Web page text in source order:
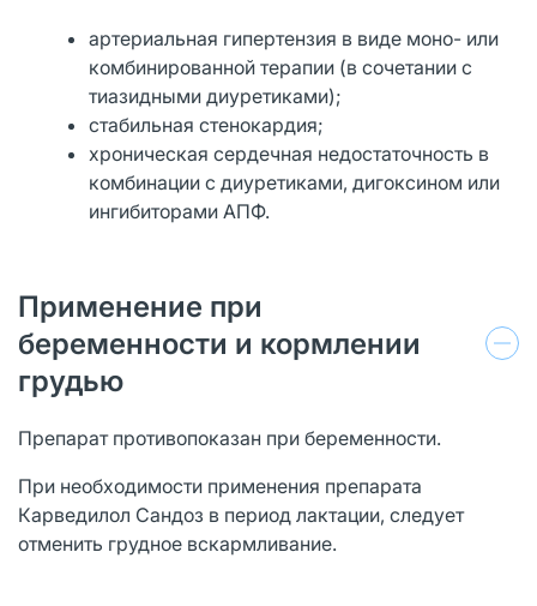
артериальная гипертензия в виде моно- или
комбинированной терапии (в сочетании с
тиазидными диуретиками);
стабильная стенокардия;
хроническая сердечная недостаточность в
комбинации с диуретиками, дигоксином или
ингибиторами АПФ.
Применение при
беременности и кормлении
грудью
Препарат противопоказан при беременности.
При необходимости применения препарата
Карведилол Сандоз в период лактации, следует
отменить грудное вскармливание.